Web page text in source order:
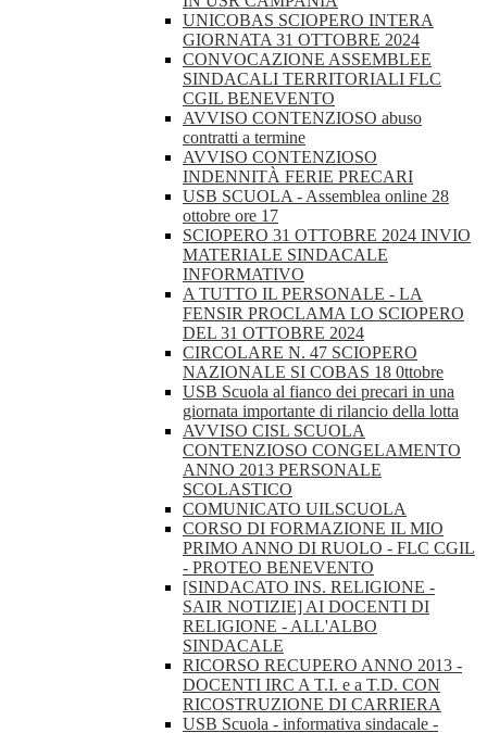
UNICOBAS SCIOPERO INTERA
GIORNATA 31 OTTOBRE 2024
CONVOCAZIONE ASSEMBLEE
SINDACALI TERRITORIALI FLC
CGIL BENEVENTO
AVVISO CONTENZIOSO abuso
contratti a termine
AVVISO CONTENZIOSO
INDENNITÀ FERIE PRECARI
USB SCUOLA - Assemblea online 28
ottobre ore 17
SCIOPERO 31 OTTOBRE 2024 INVIO
MATERIALE SINDACALE
INFORMATIVO
A TUTTO IL PERSONALE - LA
FENSIR PROCLAMA LO SCIOPERO
DEL 31 OTTOBRE 2024
CIRCOLARE N. 47 SCIOPERO
NAZIONALE SI COBAS 18 0ttobre
USB Scuola al fianco dei precari in una
giornata importante di rilancio della lotta
AVVISO CISL SCUOLA
CONTENZIOSO CONGELAMENTO
ANNO 2013 PERSONALE
SCOLASTICO
COMUNICATO UILSCUOLA
CORSO DI FORMAZIONE IL MIO
PRIMO ANNO DI RUOLO - FLC CGIL
- PROTEO BENEVENTO
[SINDACATO INS. RELIGIONE -
SAIR NOTIZIE] AI DOCENTI DI
RELIGIONE - ALL'ALBO
SINDACALE
RICORSO RECUPERO ANNO 2013 -
DOCENTI IRC A T.I. e a T.D. CON
RICOSTRUZIONE DI CARRIERA
USB Scuola - informativa sindacale -